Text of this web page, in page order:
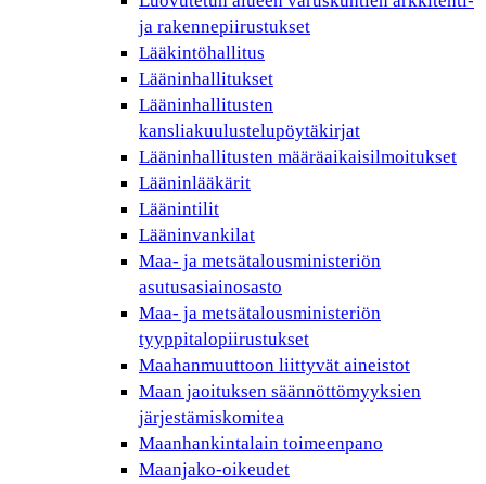
ja rakennepiirustukset
Lääkintöhallitus
Lääninhallitukset
Lääninhallitusten
kansliakuulustelupöytäkirjat
Lääninhallitusten määräaikaisilmoitukset
Lääninlääkärit
Läänintilit
Lääninvankilat
Maa- ja metsätalousministeriön
asutusasiainosasto
Maa- ja metsätalousministeriön
tyyppitalopiirustukset
Maahanmuuttoon liittyvät aineistot
Maan jaoituksen säännöttömyyksien
järjestämiskomitea
Maanhankintalain toimeenpano
Maanjako-oikeudet